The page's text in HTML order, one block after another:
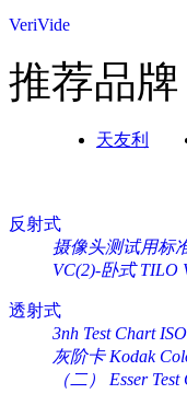
VeriVide
推荐品牌
天友利
反射式
摄像头测试用标
VC(2)-卧式 TILO
透射式
3nh Test Chart
灰阶卡 Kodak
（二） Esser Test